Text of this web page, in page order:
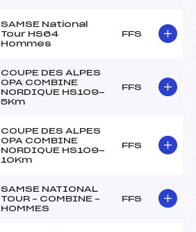
SAMSE National
Tour HS64
Hommes
FFS
COUPE DES ALPES
OPA COMBINE
NORDIQUE HS109-
5Km
FFS
COUPE DES ALPES
OPA COMBINE
NORDIQUE HS109-
10Km
FFS
SAMSE NATIONAL
TOUR – COMBINE –
HOMMES
FFS